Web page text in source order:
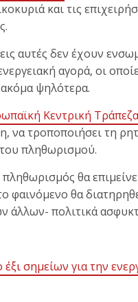
και τις
αυτές δεν έχουν
αγορά, οι
ψηλότερα.
Κεντρική Τράπεζα
να τροποποιήσει τη
πληθωρισμού.
θα
φαινόμενο θα
άλλων- πολιτικά
σημείων για την